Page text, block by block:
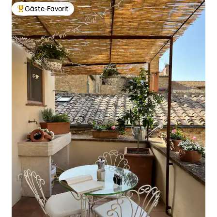
Beliebter Gäste-Favorit.
Gäste-Favorit